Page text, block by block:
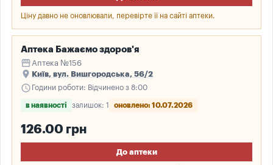
Ціну давно не оновлювали, перевірте її на сайті аптеки.
Аптека Бажаємо здоров'я
storefront Аптека №156
place Київ, вул. Вишгородська, 56/2
schedule Години роботи: Відчинено з 8:00
в наявності залишок: 1 оновлено: 10.07.2026
126.00 грн
До аптеки